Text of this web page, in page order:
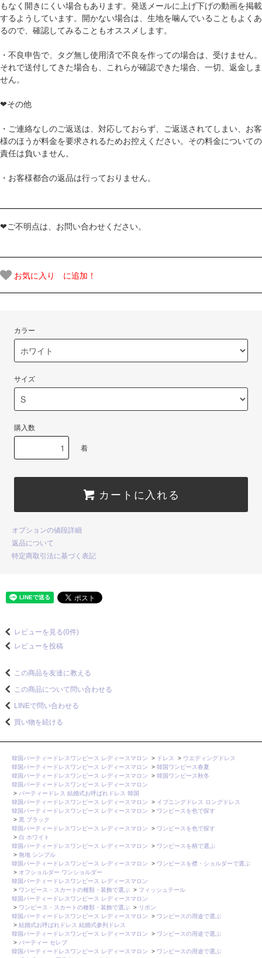
もなく開きにくい場合もあります。発送メールに上げ下げの動画を掲載
するようしています。開かない場合は、生地を噛んでいることもよくあ
るので、確認してみることもオススメします。
・不良申告で、タグ無し使用済で不良を作っての場合は、受けません。
それで送付してきた場合も、これらが確認できた場合、一切、返金しま
せん。
❤その他
・ご連絡なしのご返送は、対応しておらず、ご返送されてしまい、お客
様のほうが料金を要求されるためお控えください。その料金についての
責任は負いません。
・お客様都合の返品は行っておりません。
❤ご不明点は、お問い合わせください。
お気に入り に追加！
カラー
サイズ
購入数
着
カートに入れる
オプションの値段詳細
返品について
特定商取引法に基づく表記
レビューを見る(0件)
レビューを投稿
この商品を友達に教える
この商品について問い合わせる
LINEで問い合わせる
買い物を続ける
韓国パーティードレスワンピース レディースマロン > ドレス > ウエディングドレス
韓国パーティードレスワンピース レディースマロン
> 韓国ワンピース春夏
韓国パーティードレスワンピース レディースマロン
> 韓国ワンピース秋冬
韓国パーティードレスワンピース レディースマロン
> パーティードレス 結婚式お呼ばれドレス 韓国
韓国パーティードレスワンピース レディースマロン
> イブニングドレス ロングドレス
韓国パーティードレスワンピース レディースマロン
> ワンピースを色で探す
> 黒 ブラック
韓国パーティードレスワンピース レディースマロン
> ワンピースを色で探す
> 白 ホワイト
韓国パーティードレスワンピース レディースマロン
> ワンピースを柄で選ぶ
> 無地 シンプル
韓国パーティードレスワンピース レディースマロン
> ワンピースを襟・ショルダーで選ぶ
> オフショルダー ワンショルダー
韓国パーティードレスワンピース レディースマロン
> ワンピース・スカートの種類・装飾で選ぶ > フィッシュテール
韓国パーティードレスワンピース レディースマロン
> ワンピース・スカートの種類・装飾で選ぶ > リボン
韓国パーティードレスワンピース レディースマロン
> ワンピースの用途で選ぶ
> 結婚式お呼ばれドレス 結婚式参列ドレス
韓国パーティードレスワンピース レディースマロン
> ワンピースの用途で選ぶ
> パーティー セレブ
韓国パーティードレスワンピース レディースマロン
> ワンピースの用途で選ぶ